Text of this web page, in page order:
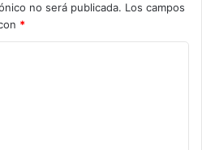
no será publicada. Los campos
*